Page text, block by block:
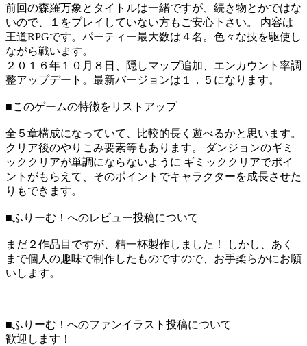
前回の森羅万象とタイトルは一緒ですが、続き物とかではな
いので、１をプレイしていない方もご安心下さい。 内容は
王道RPGです。パーティー最大数は４名。色々な技を駆使し
ながら戦います。
２０１６年１０月８日、隠しマップ追加、エンカウント率調
整アップデート。最新バージョンは１．５になります。
■このゲームの特徴をリストアップ
全５章構成になっていて、比較的長く遊べるかと思います。
クリア後のやりこみ要素等もあります。 ダンジョンのギミ
ッククリアが単調にならないように ギミッククリアでポイ
ントがもらえて、そのポイントでキャラクターを成長させた
りもできます。
■ふりーむ！へのレビュー投稿について
まだ２作品目ですが、精一杯製作しました！ しかし、あく
まで個人の趣味で制作したものですので、お手柔らかにお願
いします。
■ふりーむ！へのファンイラスト投稿について
歓迎します！